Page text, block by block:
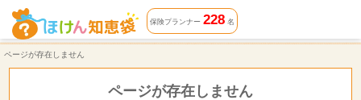
ページが存在しません | ほけん知恵袋
保険プランナー 228名
ページが存在しません
ページが存在しません